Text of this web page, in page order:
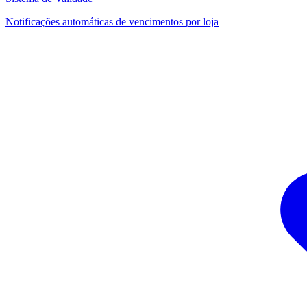
Notificações automáticas de vencimentos por loja